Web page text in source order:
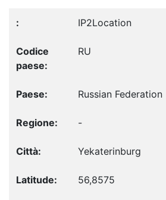
IP2Location
RU
Russian Federation
-
Yekaterinburg
56,8575